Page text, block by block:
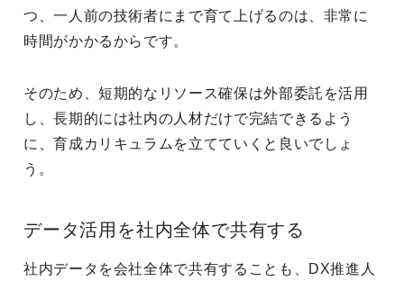
つ、一人前の技術者にまで育て上げるのは、非常に
時間がかかるからです。
そのため、短期的なリソース確保は外部委託を活用
し、長期的には社内の人材だけで完結できるよう
に、育成カリキュラムを立てていくと良いでしょ
う。
データ活用を社内全体で共有する
社内データを会社全体で共有することも、DX推進人